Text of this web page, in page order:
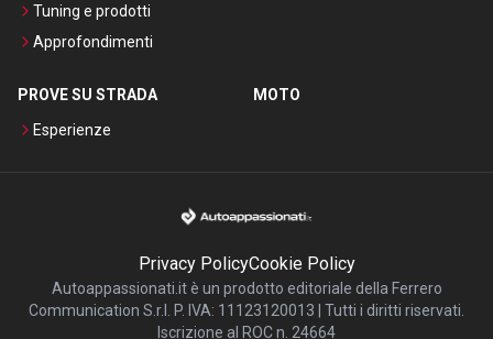
Tuning e prodotti
Approfondimenti
PROVE SU STRADA
Esperienze
MOTO
Privacy PolicyCookie Policy
Autoappassionati.it è un prodotto editoriale della Ferrero
Communication S.r.l. P. IVA: 11123120013 | Tutti i diritti riservati.
Iscrizione al ROC n. 24664